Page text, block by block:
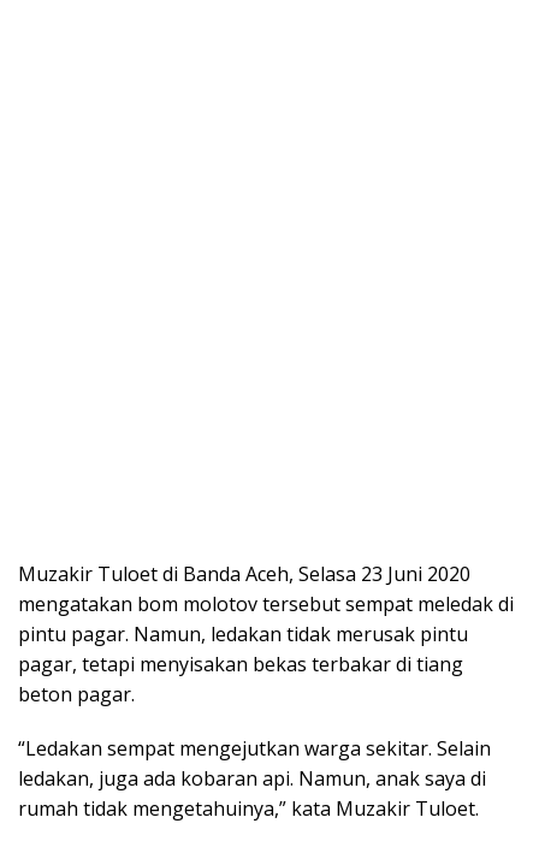
Muzakir Tuloet di Banda Aceh, Selasa 23 Juni 2020
mengatakan bom molotov tersebut sempat meledak di
pintu pagar. Namun, ledakan tidak merusak pintu
pagar, tetapi menyisakan bekas terbakar di tiang
beton pagar.
“Ledakan sempat mengejutkan warga sekitar. Selain
ledakan, juga ada kobaran api. Namun, anak saya di
rumah tidak mengetahuinya,” kata Muzakir Tuloet.